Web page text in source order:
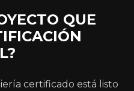
QUE
certificado está listo